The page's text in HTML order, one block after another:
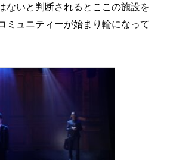
ないと判断されるとここの施設を
ミュニティーが始まり輪になって